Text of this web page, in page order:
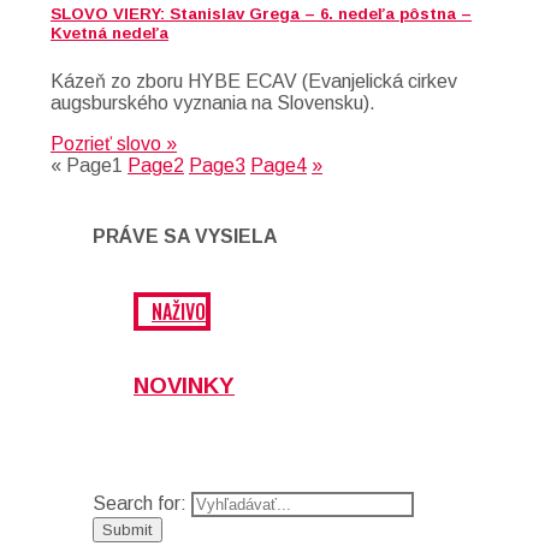
SLOVO VIERY: Stanislav Grega – 6. nedeľa pôstna –
Kvetná nedeľa
Kázeň zo zboru HYBE ECAV (Evanjelická cirkev
augsburského vyznania na Slovensku).
Pozrieť slovo »
« Page1 Page2 Page3 Page4 »
PRÁVE SA VYSIELA
NAŽIVO
NOVINKY
Search for: